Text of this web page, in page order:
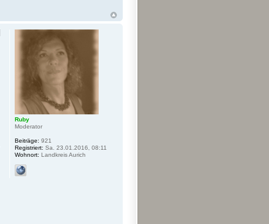
Ruby
Moderator
Beiträge: 921
Registriert: Sa. 23.01.2016, 08:11
Wohnort: Landkreis Aurich